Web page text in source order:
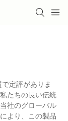
定評がありま
たちの長い伝統
社のグローバル
より、この製品